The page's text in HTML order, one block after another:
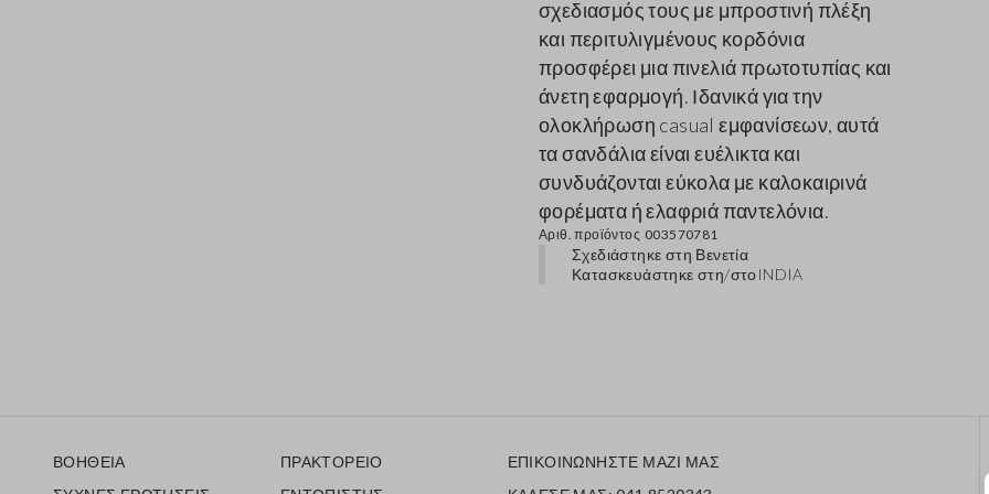
σχεδιασμός τους με μπροστινή πλέξη
και περιτυλιγμένους κορδόνια
προσφέρει μια πινελιά πρωτοτυπίας και
άνετη εφαρμογή. Ιδανικά για την
ολοκλήρωση casual εμφανίσεων, αυτά
τα σανδάλια είναι ευέλικτα και
συνδυάζονται εύκολα με καλοκαιρινά
φορέματα ή ελαφριά παντελόνια.
Αριθ. προϊόντος 003570781
Σχεδιάστηκε στη Βενετία
Κατασκευάστηκε στη/στοINDIA
ΒΟΗΘΕΙΑ
ΠΡΑΚΤΟΡΕΙΟ
ΕΠΙΚΟΙΝΩΝΗΣΤΕ ΜΑΖΙ ΜΑΣ